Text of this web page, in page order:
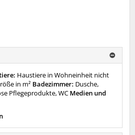
Haustiere in Wohneinheit nicht
in m² Badezimmer: Dusche,
Pflegeprodukte, WC Medien und